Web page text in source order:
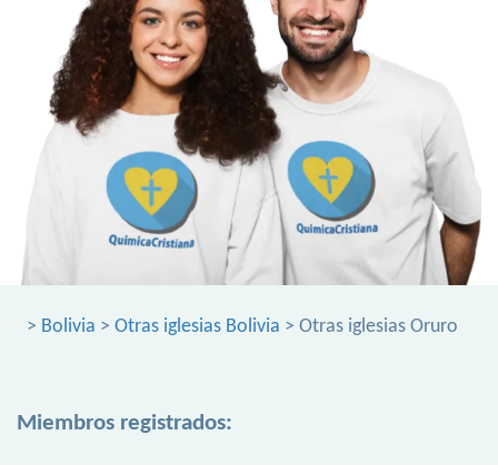
> Bolivia > Otras iglesias Bolivia > Otras iglesias Oruro
Miembros registrados: